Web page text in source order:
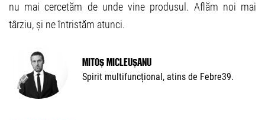
nu mai cercetăm de unde vine produsul. Aflăm noi mai
târziu, și ne întristăm atunci.
Mitoș Micleușanu
Spirit multifuncțional, atins de Febre39.